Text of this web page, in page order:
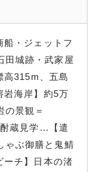
・ジェットフ
田城跡・武家屋
高315m、五島
岩海岸】約5万
の景観＝
蔵見学…【遣
ゃぶ御膳と鬼鯖
ーチ】日本の渚